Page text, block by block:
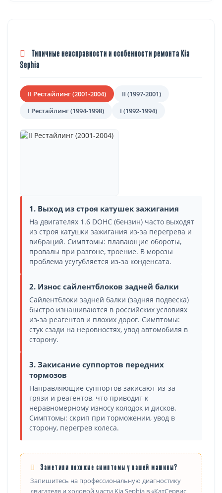
Типичные неисправности и особенности ремонта Kia
Sephia
II Рестайлинг (2001-2004)
II (1997-2001)
I Рестайлинг (1994-1998)
I (1992-1994)
1. Выход из строя катушек зажигания
На двигателях 1.6 DOHC (бензин) часто выходят
из строя катушки зажигания из-за перегрева и
вибраций. Симптомы: плавающие обороты,
провалы при разгоне, троение. В морозы
проблема усугубляется из-за конденсата.
2. Износ сайлентблоков задней балки
Сайлентблоки задней балки (задняя подвеска)
быстро изнашиваются в российских условиях
из-за реагентов и плохих дорог. Симптомы:
стук сзади на неровностях, увод автомобиля в
сторону.
3. Закисание суппортов передних
тормозов
Направляющие суппортов закисают из-за
грязи и реагентов, что приводит к
неравномерному износу колодок и дисков.
Симптомы: скрип при торможении, увод в
сторону, перегрев колеса.
Заметили похожие симптомы у вашей машины?
Запишитесь на профессиональную диагностику
двигателя и ходовой части Kia Sephia в «КатСервис